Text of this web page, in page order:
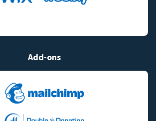
Add-ons